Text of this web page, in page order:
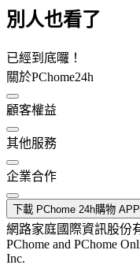
別人也看了
已經到底囉！
關於PChome24h
顧客權益
其他服務
企業合作
下載 PChome 24h購物 APP
網路家庭國際資訊股份
PChome and PChome
Inc.